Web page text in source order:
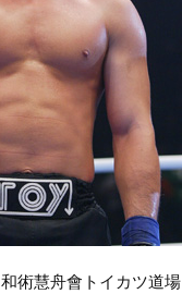
和術慧舟會トイカツ道場